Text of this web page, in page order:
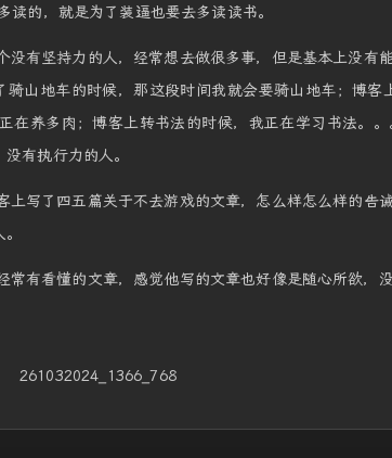
读的，就是为了装逼也要去多读读书。
没有坚持力的人，经常想去做很多事，但是基本上没有
骑山地车的时候，那这段时间我就会要骑山地车；博客
在养多肉；博客上转书法的时候，我正在学习书法。
有执行力的人。
上写了四五篇关于不去游戏的文章，怎么样怎么样的告
常有看懂的文章，感觉他写的文章也好像是随心所欲，